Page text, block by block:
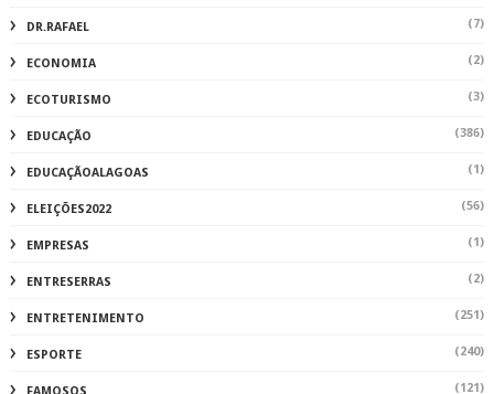
DR.RAFAEL (7)
ECONOMIA (2)
ECOTURISMO (3)
EDUCAÇÃO (386)
EDUCAÇÃOALAGOAS (1)
ELEIÇÕES2022 (56)
EMPRESAS (1)
ENTRESERRAS (2)
ENTRETENIMENTO (251)
ESPORTE (240)
(121)